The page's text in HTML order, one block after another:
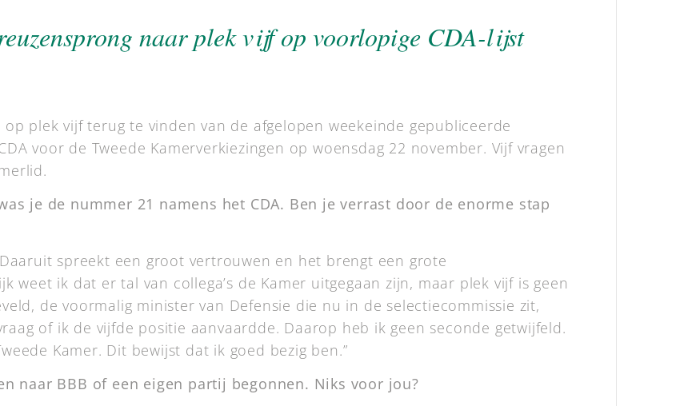
naar plek vijf op voorlopige CDA-lijst
plek vijf terug te vinden van de afgelopen weekeinde gepubliceerde
voor de Tweede Kamerverkiezingen op woensdag 22 november. Vijf vragen
je de nummer 21 namens het CDA. Ben je verrast door de enorme stap
spreekt een groot vertrouwen en het brengt een grote
weet ik dat er tal van collega’s de Kamer uitgegaan zijn, maar plek vijf is geen
de voormalig minister van Defensie die nu in de selectiecommissie zit,
of ik de vijfde positie aanvaardde. Daarop heb ik geen seconde getwijfeld.
Kamer. Dit bewijst dat ik goed bezig ben.”
naar BBB of een eigen partij begonnen. Niks voor jou?